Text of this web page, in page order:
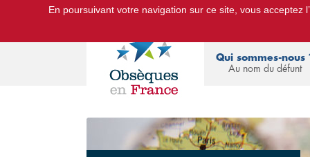
Le Portail d'Informations Obsèques :devis
Qui sommes-nous
Au nom du défunt
En poursuivant votre navigation sur ce site, vous